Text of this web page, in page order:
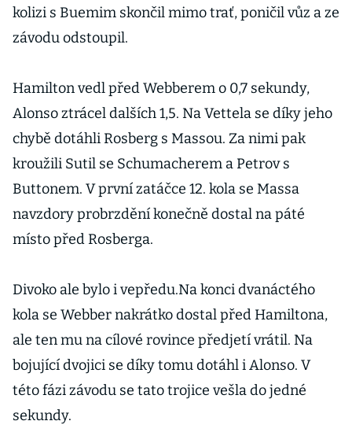
kolizi s Buemim skončil mimo trať, poničil vůz a ze
závodu odstoupil.
Hamilton vedl před Webberem o 0,7 sekundy,
Alonso ztrácel dalších 1,5. Na Vettela se díky jeho
chybě dotáhli Rosberg s Massou. Za nimi pak
kroužili Sutil se Schumacherem a Petrov s
Buttonem. V první zatáčce 12. kola se Massa
navzdory probrzdění konečně dostal na páté
místo před Rosberga.
Divoko ale bylo i vepředu.Na konci dvanáctého
kola se Webber nakrátko dostal před Hamiltona,
ale ten mu na cílové rovince předjetí vrátil. Na
bojující dvojici se díky tomu dotáhl i Alonso. V
této fázi závodu se tato trojice vešla do jedné
sekundy.